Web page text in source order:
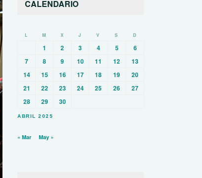
CALENDARIO
ABRIL 2025
L M X J V S D
1 2 3 4 5
6
7
8 9 10 11 12
13
14
15 16 17 18 19
20
21
22 23 24 25 26
27
28
29 30
« Mar May »